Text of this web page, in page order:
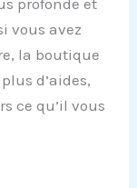
profonde et
vous avez
la boutique
d’aides,
ce qu’il vous